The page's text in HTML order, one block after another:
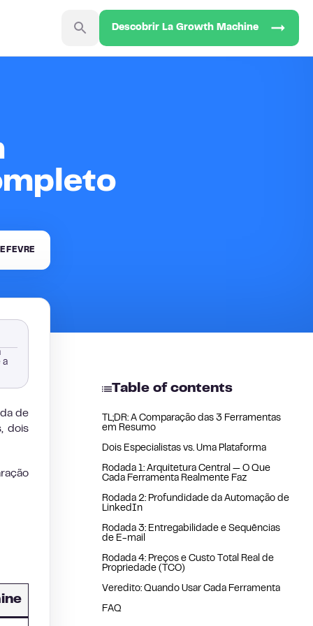
Descobrir La Growth Machine
a
Table of contents
TL;DR: A Comparação das 3 Ferramentas
em Resumo
Dois Especialistas vs. Uma Plataforma
Rodada 1: Arquitetura Central — O Que
Cada Ferramenta Realmente Faz
Rodada 2: Profundidade da Automação de
LinkedIn
Rodada 3: Entregabilidade e Sequências
de E-mail
Rodada 4: Preços e Custo Total Real de
Propriedade (TCO)
Veredito: Quando Usar Cada Ferramenta
FAQ
de
dois